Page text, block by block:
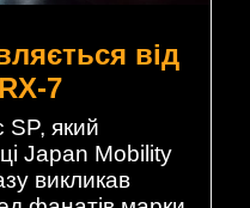
від
7
який
Japan Mobility
викликав